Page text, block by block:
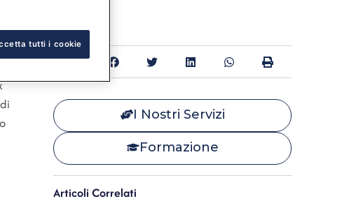
Condividi:
I Nostri Servizi
Formazione
Articoli Correlati
tutti i cookie